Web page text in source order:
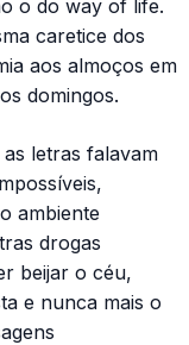
o do way of life.
caretice dos
aos almoços em
domingos.
letras falavam
ambiente
drogas
beijar o céu,
e nunca mais o